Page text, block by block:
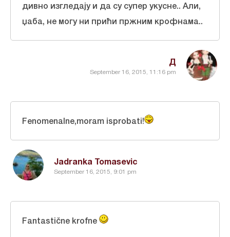
Д
September 16, 2015, 11:16 pm
дивно изгледају и да су супер укусне.. Али,
џаба, не могу ни прићи пржним крофнама..
Jadranka Tomasevic
September 16, 2015, 9:01 pm
Fenomenalne,moram isprobati!
Fantastične krofne